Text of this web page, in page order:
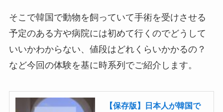
そこで韓国で動物を飼っていて手術を受けさせる
予定のある方や病院には初めて行くのでどうして
いいかわからない、値段はどれくらいかかるの？
など今回の体験を基に時系列でご紹介します。
【保存版】日本人が韓国で